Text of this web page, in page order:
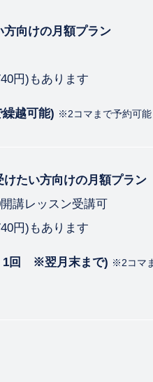
向けの月額プラン
円)もあります
越可能) ※2コマまで予約可能
たい方向けの月額プラン
講レッスン受講可
円)もあります
1回 ※翌月末まで) ※2コマ